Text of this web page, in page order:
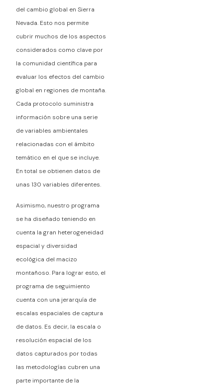
del cambio global en Sierra
Nevada. Esto nos permite
cubrir muchos de los aspectos
considerados como clave por
la comunidad científica para
evaluar los efectos del cambio
global en regiones de montaña.
Cada protocolo suministra
información sobre una serie
de variables ambientales
relacionadas con el ámbito
temático en el que se incluye.
En total se obtienen datos de
unas 130 variables diferentes.
Asimismo, nuestro programa
se ha diseñado teniendo en
cuenta la gran heterogeneidad
espacial y diversidad
ecológica del macizo
montañoso. Para lograr esto, el
programa de seguimiento
cuenta con una jerarquía de
escalas espaciales de captura
de datos. Es decir, la escala o
resolución espacial de los
datos capturados por todas
las metodologías cubren una
parte importante de la